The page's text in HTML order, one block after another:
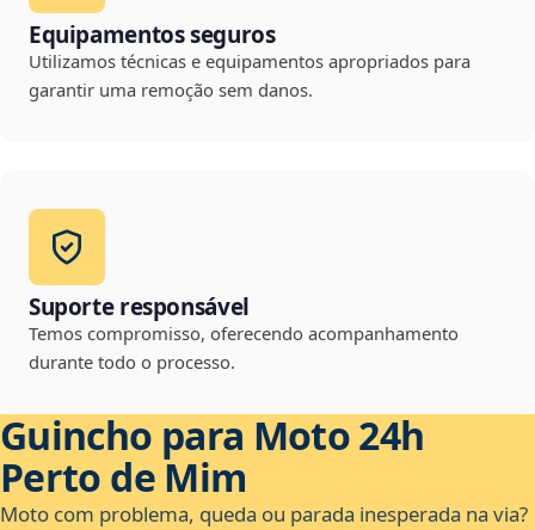
Equipamentos seguros
Utilizamos técnicas e equipamentos apropriados para
garantir uma remoção sem danos.
Suporte responsável
Temos compromisso, oferecendo acompanhamento
durante todo o processo.
Guincho para Moto 24h
Perto de Mim
Moto com problema, queda ou parada inesperada na via?